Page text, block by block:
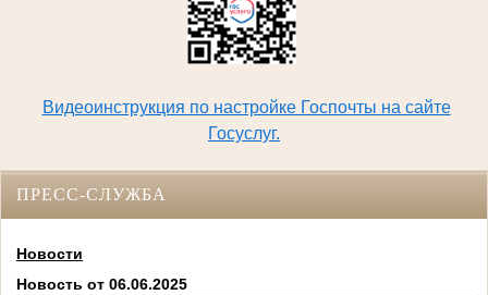
Видеоинструкция по настройке Госпочты на сайте
Госуслуг.
ПРЕСС-СЛУЖБА
Новости
Новость от 06.06.2025